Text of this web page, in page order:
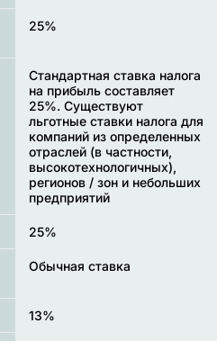
25%
Стандартная ставка налога
на прибыль составляет
25%. Существуют
льготные ставки налога для
компаний из определенных
отраслей (в частности,
высокотехнологичных),
регионов / зон и небольших
предприятий
25%
Обычная ставка
13%